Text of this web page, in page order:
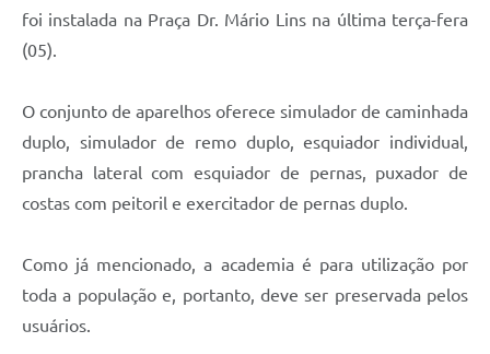
foi instalada na Praça Dr. Mário Lins na última terça-fera
(05).
O conjunto de aparelhos oferece simulador de caminhada
duplo, simulador de remo duplo, esquiador individual,
prancha lateral com esquiador de pernas, puxador de
costas com peitoril e exercitador de pernas duplo.
Como já mencionado, a academia é para utilização por
toda a população e, portanto, deve ser preservada pelos
usuários.